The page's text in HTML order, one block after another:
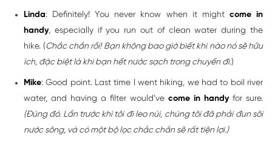
Linda: Definitely! You never know when it might come in
handy, especially if you run out of clean water during the
hike. (Chắc chắn rồi! Bạn không bao giờ biết khi nào nó sẽ hữu
ích, đặc biệt là khi bạn hết nước sạch trong chuyến đi.)
Mike: Good point. Last time I went hiking, we had to boil river
water, and having a filter would’ve come in handyfor sure.
(Đúng đó. Lần trước khi tôi đi leo núi, chúng tôi đã phải đun sôi
nước sông, và có một bộ lọc chắc chắn sẽ rất tiện lợi.)